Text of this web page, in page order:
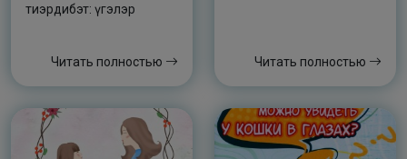
тиэрдибэт: үгэлэр
Читать полностью Читать полностью